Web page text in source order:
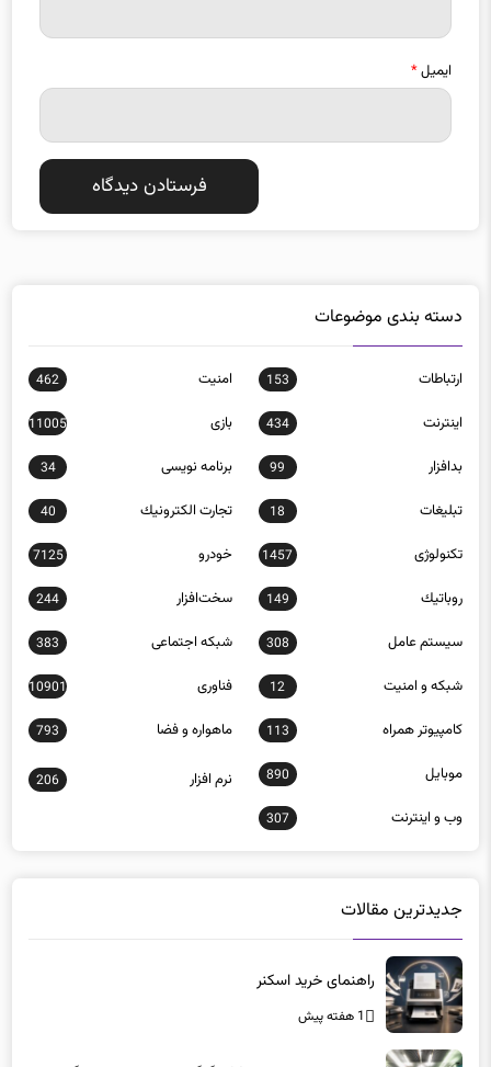
ایمیل*
دسته بندی موضوعات
ارتباطات 153 امنيت 462
اينترنت 434 بازی 11005
بدافزار 99 برنامه نويسی 34
تبلیغات 18 تجارت الكترونيك 40
تکنولوژی 1457 خودرو 7125
روباتيك 149 سخت‌افزار 244
سيستم عامل 308 شبكه اجتماعی 383
شبكه و امنيت 12 فناوری 10901
كامپيوتر همراه 113 ماهواره و فضا 793
موبايل 890 نرم افزار 206
وب و اينترنت 307
جدیدترین مقالات
راهنمای خرید اسکنر
1 هفته پیش